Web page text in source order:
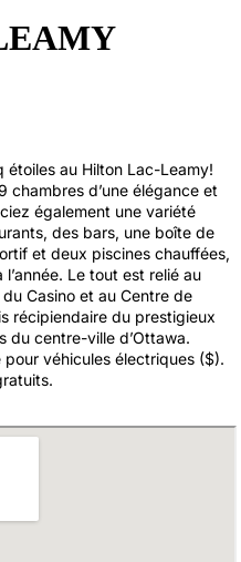
étoiles au Hilton Lac-Leamy!
d’une élégance et
également une variété
des bars, une boîte de
et deux piscines chauffées,
Le tout est relié au
Casino et au Centre de
récipiendaire du prestigieux
du centre-ville d’Ottawa.
véhicules électriques ($).